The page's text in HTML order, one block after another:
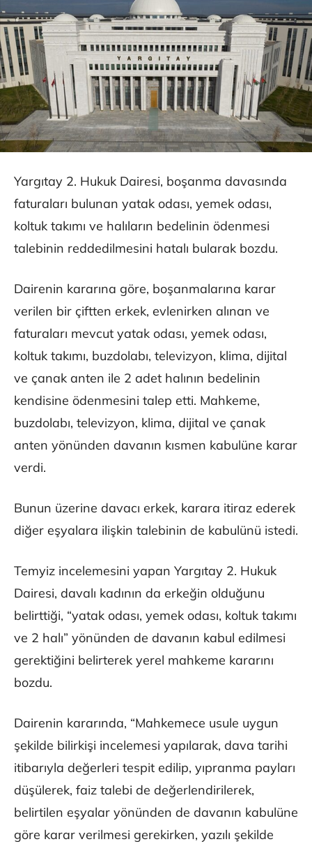
Yargıtay 2. Hukuk Dairesi, boşanma davasında
faturaları bulunan yatak odası, yemek odası,
koltuk takımı ve halıların bedelinin ödenmesi
talebinin reddedilmesini hatalı bularak bozdu.
Dairenin kararına göre, boşanmalarına karar
verilen bir çiftten erkek, evlenirken alınan ve
faturaları mevcut yatak odası, yemek odası,
koltuk takımı, buzdolabı, televizyon, klima, dijital
ve çanak anten ile 2 adet halının bedelinin
kendisine ödenmesini talep etti. Mahkeme,
buzdolabı, televizyon, klima, dijital ve çanak
anten yönünden davanın kısmen kabulüne karar
verdi.
Bunun üzerine davacı erkek, karara itiraz ederek
diğer eşyalara ilişkin talebinin de kabulünü istedi.
Temyiz incelemesini yapan Yargıtay 2. Hukuk
Dairesi, davalı kadının da erkeğin olduğunu
belirttiği, “yatak odası, yemek odası, koltuk takımı
ve 2 halı” yönünden de davanın kabul edilmesi
gerektiğini belirterek yerel mahkeme kararını
bozdu.
Dairenin kararında, “Mahkemece usule uygun
şekilde bilirkişi incelemesi yapılarak, dava tarihi
itibarıyla değerleri tespit edilip, yıpranma payları
düşülerek, faiz talebi de değerlendirilerek,
belirtilen eşyalar yönünden de davanın kabulüne
göre karar verilmesi gerekirken, yazılı şekilde